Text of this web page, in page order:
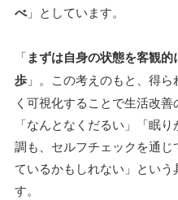
べ」としています。
「まずは自身の状態を客観
歩 」。この考えのもと、得
く可視化することで生活改善
「なんとなくだるい」「眠
調も、セルフチェックを通
ているかもしれない」とい
す。